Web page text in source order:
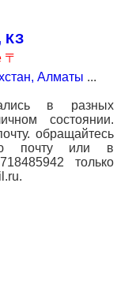
КЗ
〒
Алматы ...
в разных
состоянии.
обращайтесь
почту или в
только